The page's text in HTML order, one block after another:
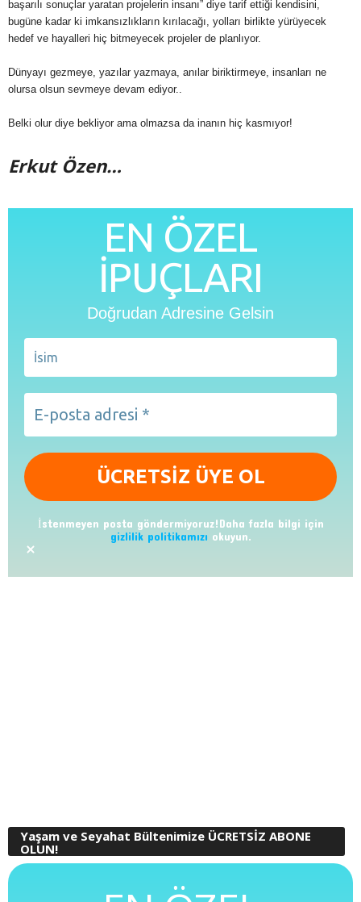
başarılı sonuçlar yaratan projelerin insanı” diye tarif ettiği kendisini,
bugüne kadar ki imkansızlıkların kırılacağı, yolları birlikte yürüyecek
hedef ve hayalleri hiç bitmeyecek projeler de planlıyor.
Dünyayı gezmeye, yazılar yazmaya, anılar biriktirmeye, insanları ne
olursa olsun sevmeye devam ediyor..
Belki olur diye bekliyor ama olmazsa da inanın hiç kasmıyor!
Erkut Özen…
EN ÖZEL
İPUÇLARI
Doğrudan Adresine Gelsin
İstenmeyen posta göndermiyoruz!Daha fazla bilgi için
gizlilik politikamızı okuyun.
Yaşam ve Seyahat Bültenimize ÜCRETSİZ ABONE
OLUN!